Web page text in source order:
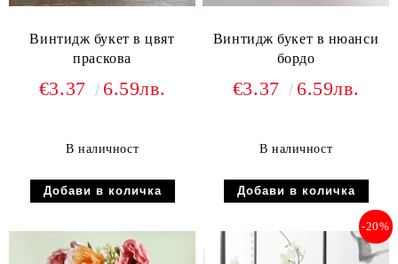
Винтидж букет в цвят
праскова
€3.37 6.59лв.
В наличност
Винтидж букет в нюанси
бордо
€3.37 6.59лв.
В наличност
-20%